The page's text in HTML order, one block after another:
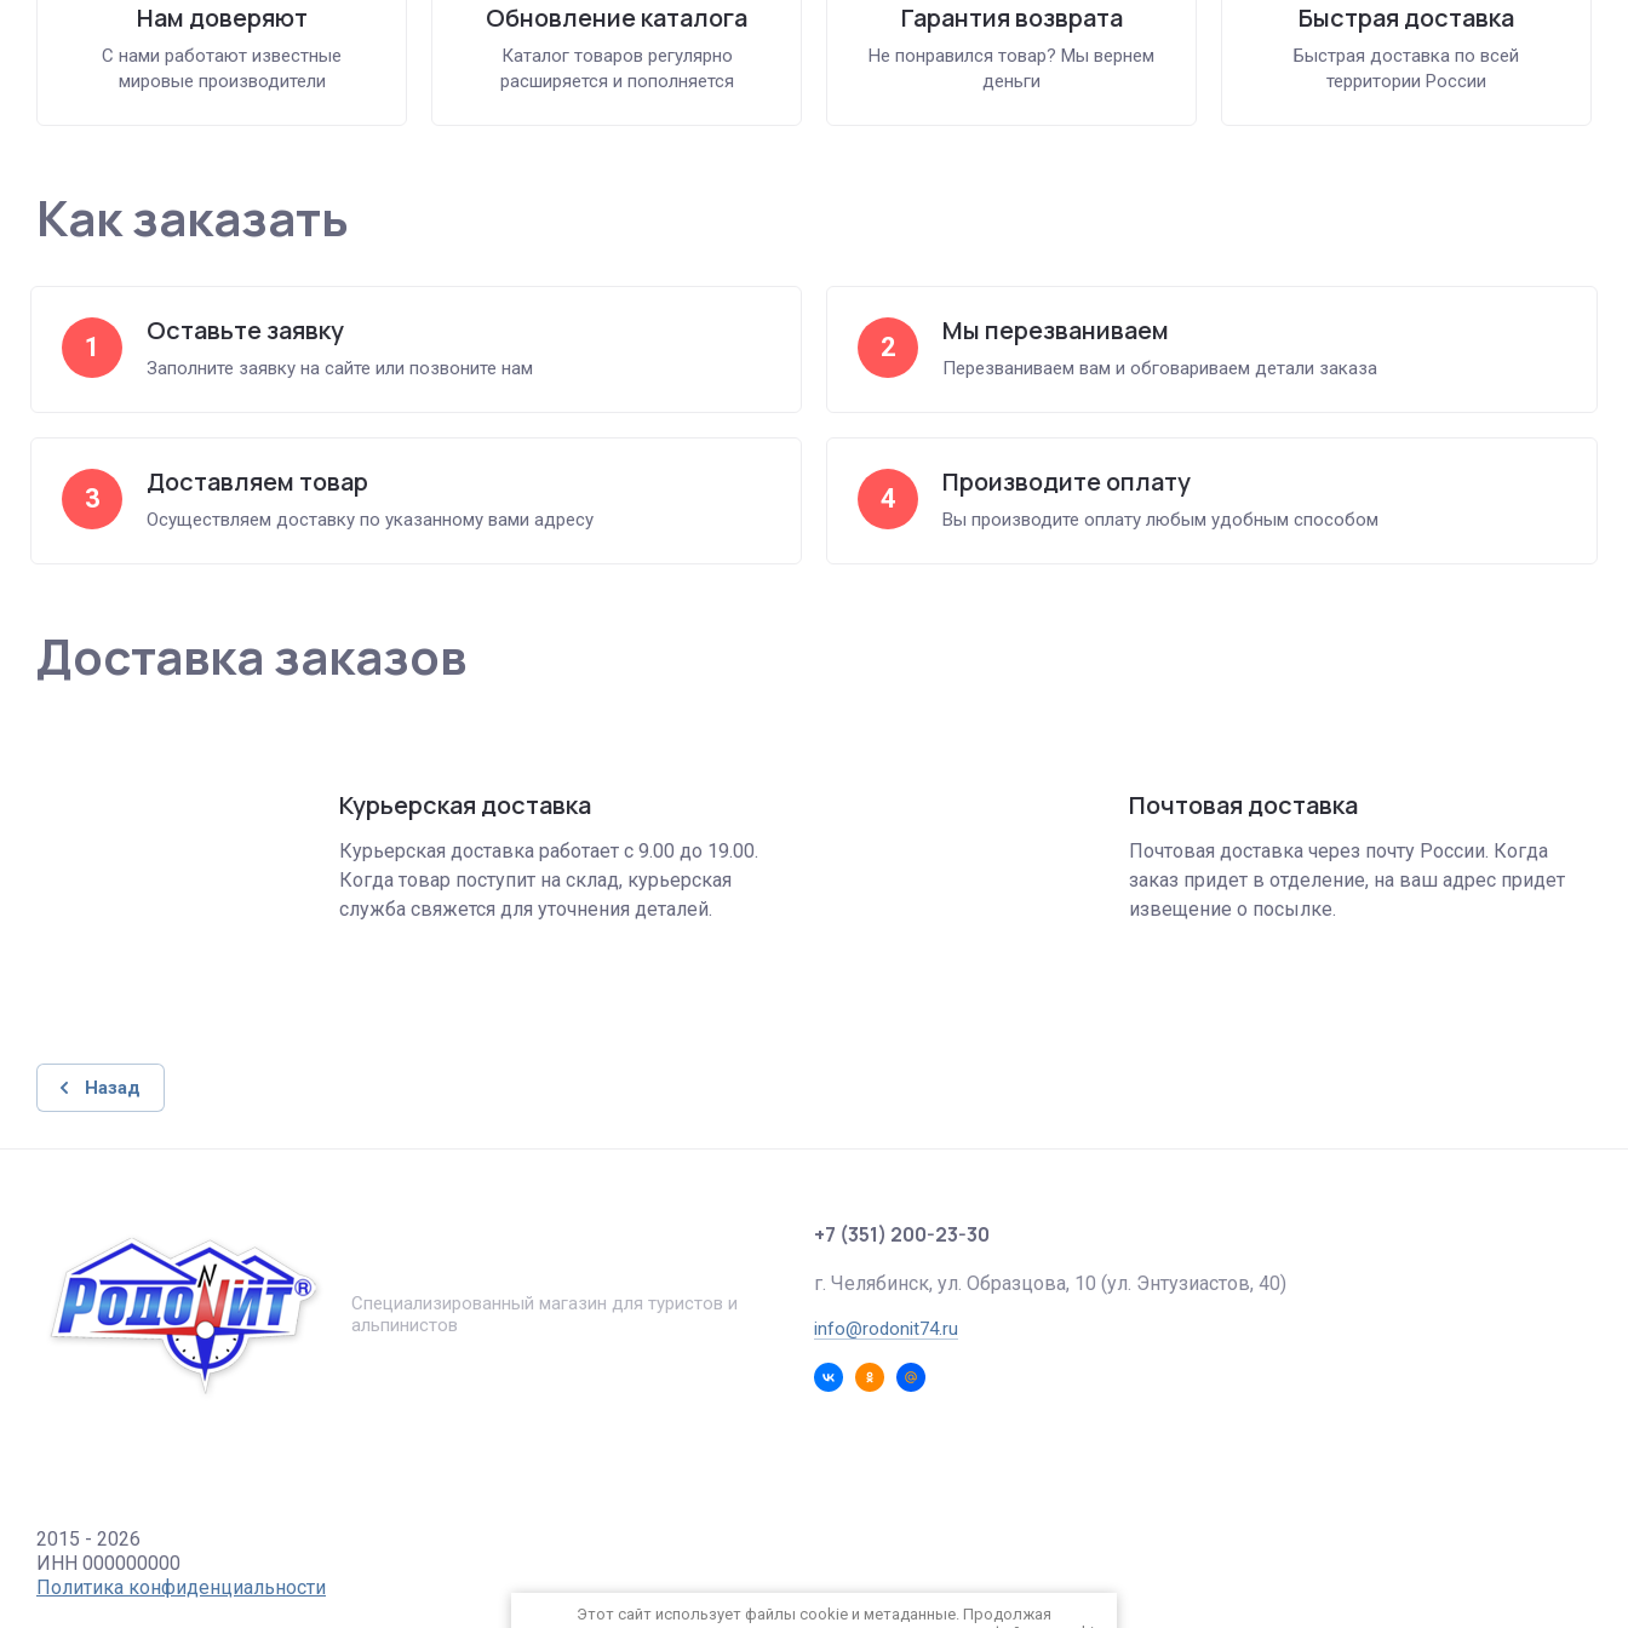
Нам доверяют
С нами работают известные
мировые производители
Обновление каталога
Каталог товаров регулярно
расширяется и пополняется
Гарантия возврата
Не понравился товар? Мы вернем
деньги
Быстрая доставка
Быстрая доставка по всей
территории России
Как заказать
1
Оставьте заявку
Заполните заявку на сайте или позвоните нам
2
Мы перезваниваем
Перезваниваем вам и обговариваем детали заказа
3
Доставляем товар
Осуществляем доставку по указанному вами адресу
4
Производите оплату
Вы производите оплату любым удобным способом
Доставка заказов
Курьерская доставка
Курьерская доставка работает с 9.00 до 19.00.
Когда товар поступит на склад, курьерская
служба свяжется для уточнения деталей.
Почтовая доставка
Почтовая доставка через почту России. Когда
заказ придет в отделение, на ваш адрес придет
извещение о посылке.
Назад
Специализированный магазин для туристов и
альпинистов
2015 - 2026
ИНН 000000000
Политика конфиденциальности
+7 (351) 200-23-30
г. Челябинск, ул. Образцова, 10 (ул. Энтузиастов, 40)
info@rodonit74.ru
Этот сайт использует файлы cookie и метаданные. Продолжая